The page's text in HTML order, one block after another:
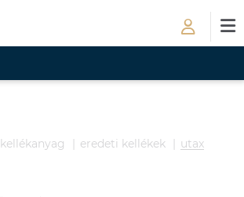
kellékanyag eredeti kellékek utax